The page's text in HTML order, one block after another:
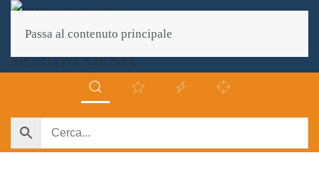
Passa al contenuto principale